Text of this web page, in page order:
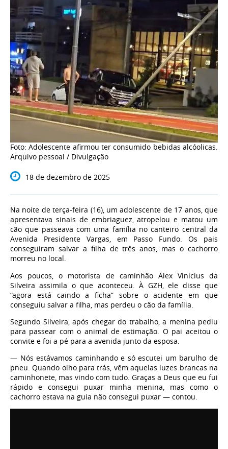
Foto: Adolescente afirmou ter consumido bebidas alcóolicas.
Arquivo pessoal / Divulgação
18 de dezembro de 2025
Na noite de terça-feira (16), um adolescente de 17 anos, que
apresentava sinais de embriaguez, atropelou e matou um
cão que passeava com uma família no canteiro central da
Avenida Presidente Vargas, em Passo Fundo. Os pais
conseguiram salvar a filha de três anos, mas o cachorro
morreu no local.
Aos poucos, o motorista de caminhão Alex Vinicius da
Silveira assimila o que aconteceu. À GZH, ele disse que
“agora está caindo a ficha” sobre o acidente em que
conseguiu salvar a filha, mas perdeu o cão da família.
Segundo Silveira, após chegar do trabalho, a menina pediu
para passear com o animal de estimação. O pai aceitou o
convite e foi a pé para a avenida junto da esposa.
— Nós estávamos caminhando e só escutei um barulho de
pneu. Quando olho para trás, vêm aquelas luzes brancas na
caminhonete, mas vindo com tudo. Graças a Deus que eu fui
rápido e consegui puxar minha menina, mas como o
cachorro estava na guia não consegui puxar — contou.